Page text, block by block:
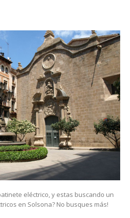
eléctrico, y estas buscando un
en Solsona? No busques más!